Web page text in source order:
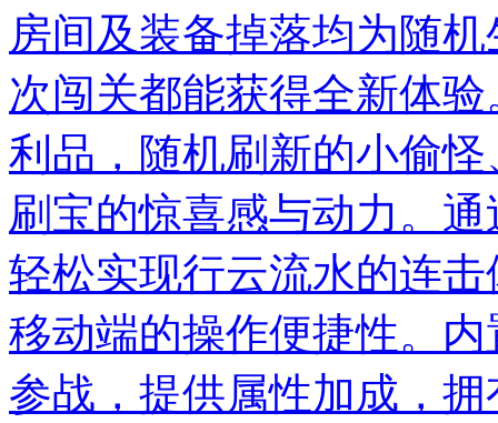
房间及装备掉落均为随
次闯关都能获得全新体
利品，随机刷新的小偷
刷宝的惊喜感与动力。
轻松实现行云流水的连
移动端的操作便捷性。
参战，提供属性加成，